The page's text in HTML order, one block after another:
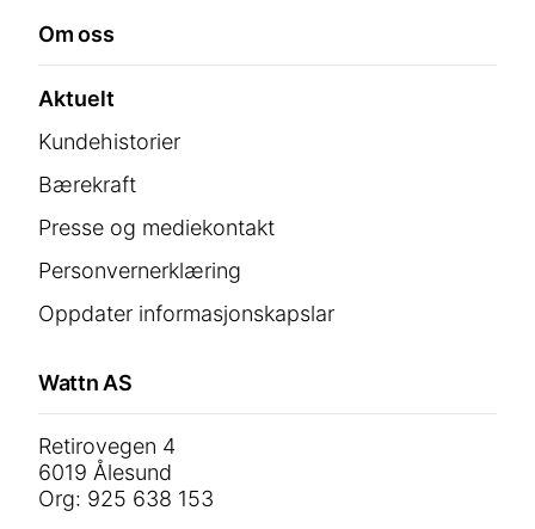
Om oss
Aktuelt
Kundehistorier
Bærekraft
Presse og mediekontakt
Personvernerklæring
Oppdater informasjonskapslar
Wattn AS
Retirovegen 4
6019 Ålesund
Org: 925 638 153